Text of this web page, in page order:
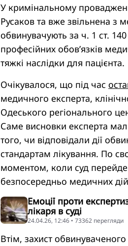
У кримінальному
Русаков та вже звільнена з
обвинувачують за ч. 1 ст.
професійних обов’язків
тяжкі наслідки для пацієнта.
Очікувалося, що під час
медичного експерта,
Одеського регіонального
Саме висновки експерта
того, чи відповідали дії
стандартам лікування. По
моментом, коли суд перейде
безпосередньо медичних
Емоції проти
лікаря в суді
24.04.26, 12:46 • 73362 перегляди
Втім, захист